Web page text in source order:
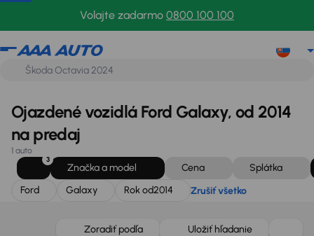
Volajte zadarmo 0800 100 100
Ford
Ojazdené vozidlá Ford Galaxy, od 2014
na predaj
1 auto
3
Značka a model Cena
Splátka
Ford
Galaxy Rok od2014 Zrušiť všetko
Zoradiť podľa Uložiť hľadanie
Zlacnené o 2 000 €